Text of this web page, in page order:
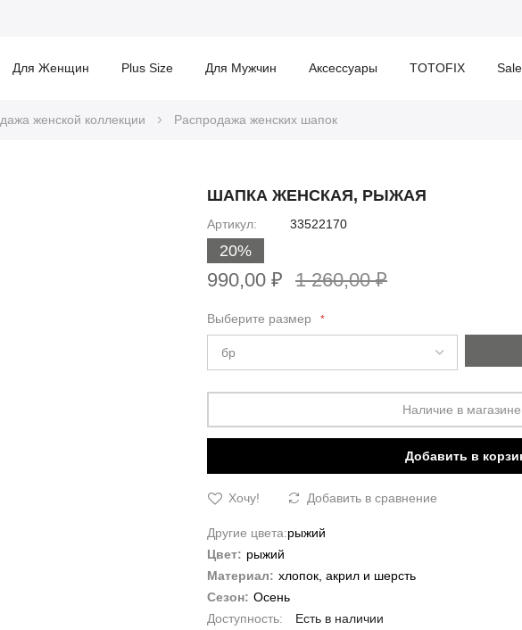
Для Женщин Plus Size Для Мужчин Аксессуары TOTOFIX Sale
женской коллекции Распродажа женских шапок
ШАПКА ЖЕНСКАЯ, РЫЖАЯ
Артикул 33522170
20%
990,00 ₽ 1 260,00 ₽
Выберите размер
Наличие в магазине
Добавить в
Хочу! Добавить в сравнение
Другие цвета:рыжий
Цвет: рыжий
Материал: хлопок, акрил и шерсть
Сезон: Осень
Есть в наличии